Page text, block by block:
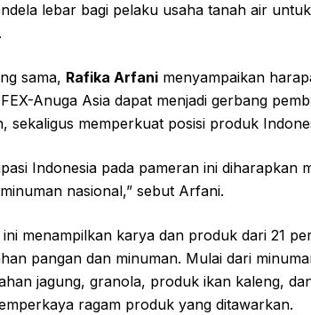
lebar bagi pelaku usaha tanah air
sama, Rafika Arfani menyampaikan
Anuga Asia dapat menjadi gerbang
sekaligus memperkuat posisi produk
Indonesia pada pameran ini diharapkan
nasional,” sebut Arfani.
menampilkan karya dan produk dari 21
pangan dan minuman. Mulai dari
jagung, granola, produk ikan kaleng,
ragam produk yang ditawarkan.